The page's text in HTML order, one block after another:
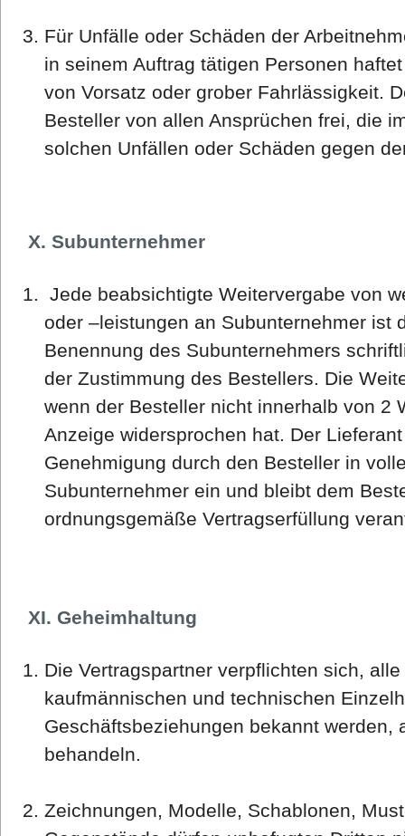
Für Unfälle oder Schäden der
in seinem Auftrag tätigen Personen
von Vorsatz oder grober Fahrlässigkeit.
Besteller von allen Ansprüchen frei, die
solchen Unfällen oder Schäden gegen
X. Subunternehmer
Jede beabsichtigte Weitervergabe von
oder –leistungen an Subunternehmer ist
Benennung des Subunternehmers
der Zustimmung des Bestellers. Die
wenn der Besteller nicht innerhalb von 2
Anzeige widersprochen hat. Der
Genehmigung durch den Besteller in
Subunternehmer ein und bleibt dem
ordnungsgemäße Vertragserfüllung
XI. Geheimhaltung
Die Vertragspartner verpflichten sich,
kaufmännischen und technischen
Geschäftsbeziehungen bekannt werden,
behandeln.
Zeichnungen, Modelle, Schablonen,